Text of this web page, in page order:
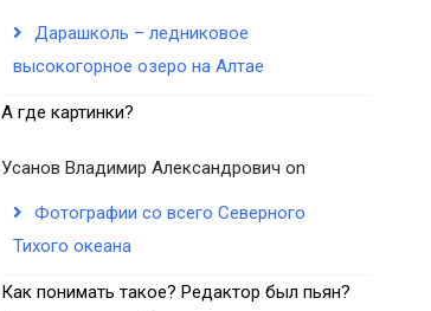
Дарашколь – ледниковое
высокогорное озеро на Алтае
А где картинки?
Усанов Владимир Александрович on
Фотографии со всего Северного
Тихого океана
Как понимать такое? Редактор был пьян?